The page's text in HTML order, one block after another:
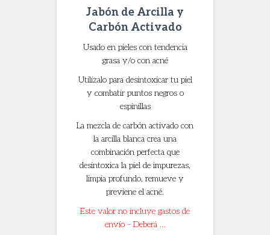
Jabón de Arcilla y
Carbón Activado
Usado en pieles con tendencia
grasa y/o con acné
Utilízalo para desintoxicar tu piel
y combatir puntos negros o
espinillas
La mezcla de carbón activado con
la arcilla blanca crea una
combinación perfecta que
desintoxica la piel de impurezas,
limpia profundo, remueve y
previene el acné.
Este valor no incluye gastos de
envío – Deberá …